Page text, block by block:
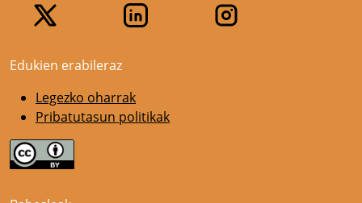
Edukien erabileraz
Legezko oharrak
Pribatutasun politikak